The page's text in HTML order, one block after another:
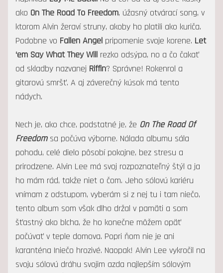
ako On The Road To Freedom, úžasný otvárací song, v
ktorom Alvin žeraví struny, akoby ho platili ako kuriča.
Podobne vo Fallen Angelpripomenie svoje korene. Let
‘em Say What They Willrezko odsýpa, no a čo čakať
od skladby nazvanej Riffin? Správne! Rokenrol a
gitarovú smršť. A aj záverečný kúsok má tento
nádych.
Nech je, ako chce, podstatné je, že On The Road Of
Freedomsa počúva výborne. Nálada albumu sála
pohodu, celé dielo pôsobí pokojne, bez stresu a
prirodzene. Alvin Lee má svoj rozpoznateľný štýl a ja
ho mám rád, takže niet o čom. Jeho sólovú kariéru
vnímam z odstupom, vyberám si z nej tu i tam niečo,
tento album som však dlho držal v pamäti a som
šťastný ako blcha, že ho konečne môžem opäť
počúvať v teple domova. Popri ňom nie je ani
karanténa |niečo hrozivé. Naopak! Alvin Lee vykročil na
svoju sólovú dráhu svojim azda najlepším sólovým